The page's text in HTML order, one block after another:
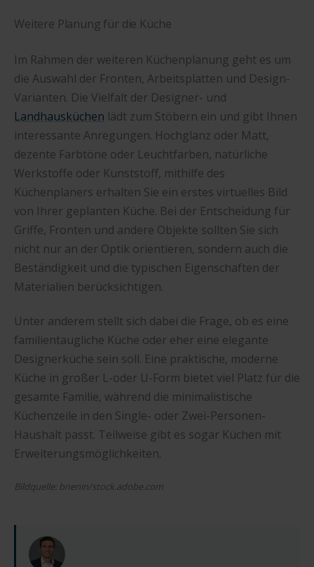
Weitere Planung für die Küche
Im Rahmen der weiteren Küchenplanung geht es um
die Auswahl der Fronten, Arbeitsplatten und Design-
Varianten. Die Vielfalt der Designer- und
Landhausküchen lädt zum Stöbern ein und gibt Ihnen
interessante Anregungen. Hochglanz oder Matt,
dezente Farbtöne oder Leuchtfarben, natürliche
Werkstoffe oder Kunststoff, mithilfe des
Küchenplaners erhalten Sie ein erstes virtuelles Bild
von Ihrer geplanten Küche. Bei der Entscheidung für
Griffe, Fronten und andere Objekte sollten Sie sich
nicht nur an der Optik orientieren, sondern auch die
Beständigkeit und die typischen Eigenschaften der
Materialien berücksichtigen.
Unter anderem stellt sich dabei die Frage, ob es eine
familientaugliche Küche oder eher eine elegante
Designerküche sein soll. Eine praktische, moderne
Küche in großer L-oder U-Form bietet viel Platz für die
gesamte Familie, während die minimalistische
Küchenzeile in den Single- oder Zwei-Personen-
Haushalt passt. Teilweise gibt es sogar Küchen mit
Erweiterungsmöglichkeiten.
Bildquelle: bnenin/stock.adobe.com